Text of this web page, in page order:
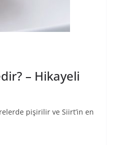
– Hikayeli
pişirilir ve Siirt’in en